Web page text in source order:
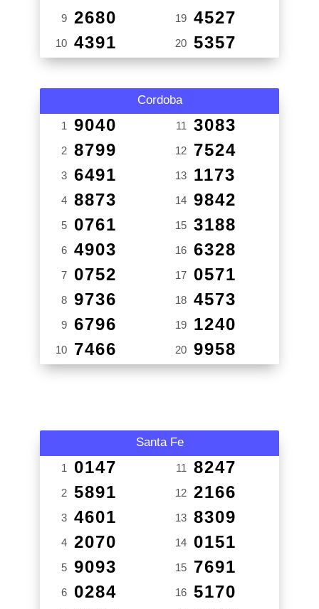
9 2680
10 4391
19 4527
20 5357
Cordoba
1 9040
2 8799
3 6491
4 8873
5 0761
6 4903
7 0752
8 9736
9 6796
10 7466
11 3083
12 7524
13 1173
14 9842
15 3188
16 6328
17 0571
18 4573
19 1240
20 9958
Santa Fe
1 0147
2 5891
3 4601
4 2070
5 9093
6 0284
11 8247
12 2166
13 8309
14 0151
15 7691
16 5170